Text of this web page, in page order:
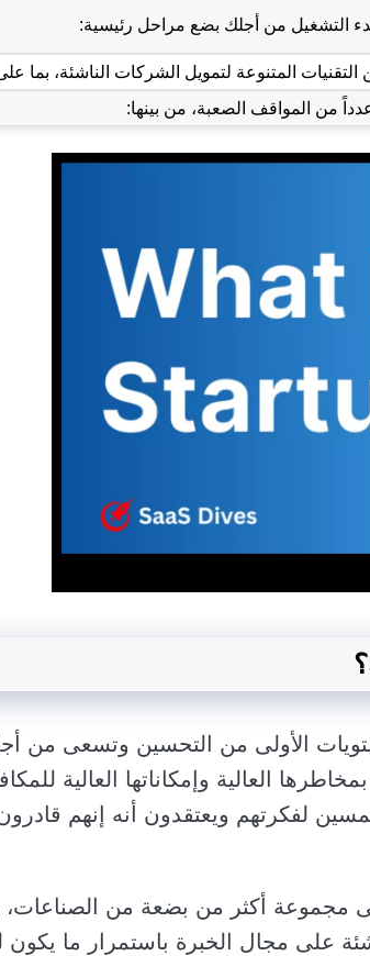
التشغيل من أجلك بضع مراحل رئيسية:
المتنوعة لتمويل الشركات الناشئة، بما
من المواقف الصعبة، من بينها:
الأولى من التحسين وتسعى من
العالية وإمكاناتها العالية
لفكرتهم ويعتقدون أنه إنهم
أكثر من بضعة من الصناعات،
على مجال الخبرة باستمرار ما يكون